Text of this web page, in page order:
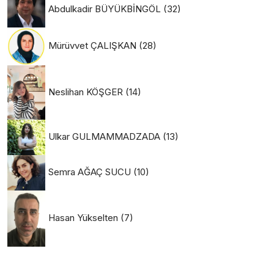
Abdulkadir BÜYÜKBİNGÖL (32)
Mürüvvet ÇALIŞKAN (28)
Neslihan KÖŞGER (14)
Ulkar GULMAMMADZADA (13)
Semra AĞAÇ SUCU (10)
Hasan Yükselten (7)